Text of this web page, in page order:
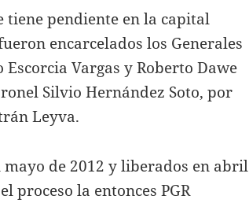
tiene pendiente en la capital
encarcelados los Generales
Vargas y Roberto Dawe
Silvio Hernández Soto, por
Leyva.
de 2012 y liberados en abril
proceso la entonces PGR